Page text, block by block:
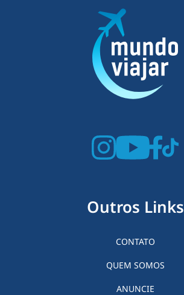
Outros Links
CONTATO
QUEM SOMOS
ANUNCIE